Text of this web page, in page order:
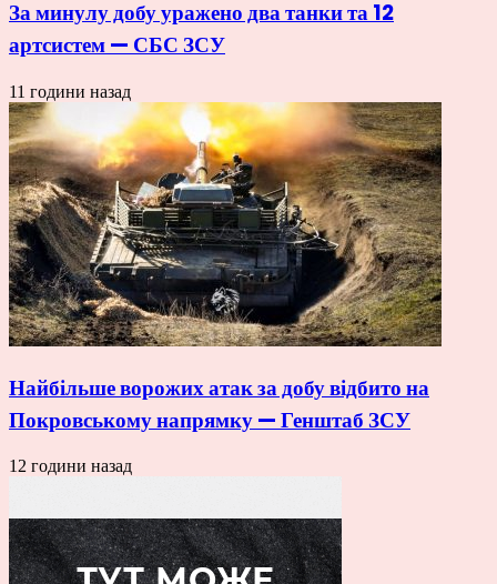
За минулу добу уражено два танки та 12
артсистем — СБС ЗСУ
11 години назад
Найбільше ворожих атак за добу відбито на
Покровському напрямку — Генштаб ЗСУ
12 години назад